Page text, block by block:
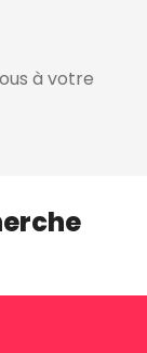
à votre